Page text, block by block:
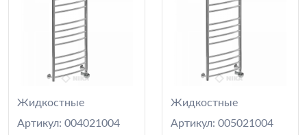
Жидкостные
Артикул: 004021004
Жидкостные
Артикул: 005021004